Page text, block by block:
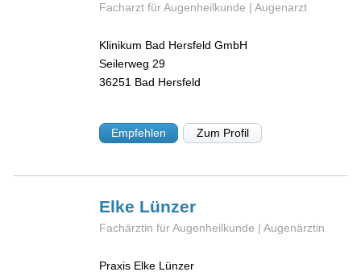
Facharzt für Augenheilkunde | Augenarzt
Klinikum Bad Hersfeld GmbH
Seilerweg 29
36251 Bad Hersfeld
Empfehlen Zum Profil
Elke Lünzer
Fachärztin für Augenheilkunde | Augenärztin
Praxis Elke Lünzer